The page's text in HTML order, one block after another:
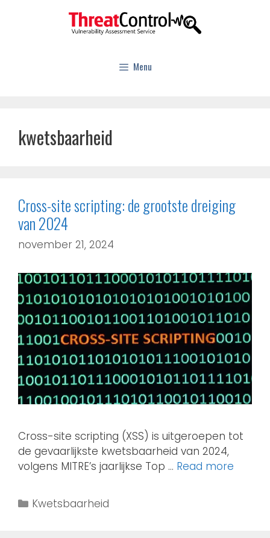
Menu
kwetsbaarheid
Cross-site scripting: de grootste dreiging
van 2024
november 21, 2024
Cross-site scripting (XSS) is uitgeroepen tot
de gevaarlijkste kwetsbaarheid van 2024,
volgens MITRE’s jaarlijkse Top … Read more
Kwetsbaarheid